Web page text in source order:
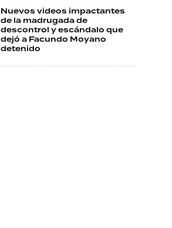
Nuevos videos impactantes
de la madrugada de
descontrol y escándalo que
dejó a Facundo Moyano
detenido